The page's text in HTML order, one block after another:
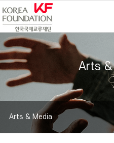
Arts
Arts & Media